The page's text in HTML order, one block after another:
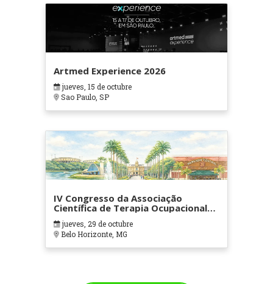
Artmed Experience 2026
jueves, 15 de octubre
Sao Paulo, SP
IV Congresso da Associação
Científica de Terapia Ocupacional
em Contextos Hospitalares e
Cuidados Paliativos - ATOHOSP
jueves, 29 de octubre
Belo Horizonte, MG